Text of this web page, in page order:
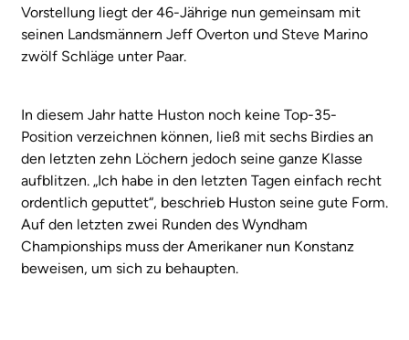
Vorstellung liegt der 46-Jährige nun gemeinsam mit
seinen Landsmännern Jeff Overton und Steve Marino
zwölf Schläge unter Paar.
In diesem Jahr hatte Huston noch keine Top-35-
Position verzeichnen können, ließ mit sechs Birdies an
den letzten zehn Löchern jedoch seine ganze Klasse
aufblitzen. „Ich habe in den letzten Tagen einfach recht
ordentlich geputtet“, beschrieb Huston seine gute Form.
Auf den letzten zwei Runden des Wyndham
Championships muss der Amerikaner nun Konstanz
beweisen, um sich zu behaupten.